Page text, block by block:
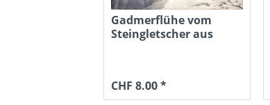
Gadmerflühe vom
Steingletscher aus
CHF 8.00 *